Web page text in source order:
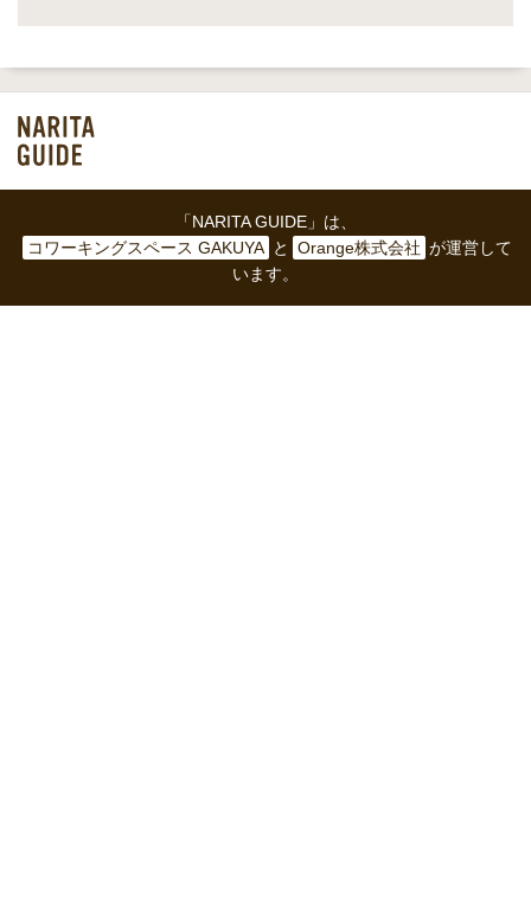
「NARITA GUIDE」は、
コワーキングスペース GAKUYA と Orange株式会社 が運営して
います。